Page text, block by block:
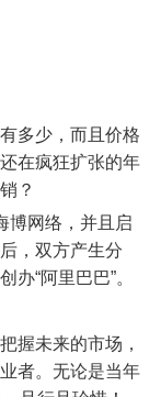
多少，而且价格
在疯狂扩张的年
？
博网络，并且启
，双方产生分
“阿里巴巴”。
握未来的市场，
者。无论是当年